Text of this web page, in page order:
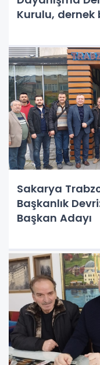
Kurulu, dernek
Sakarya
Başkanlık
Başkan Adayı